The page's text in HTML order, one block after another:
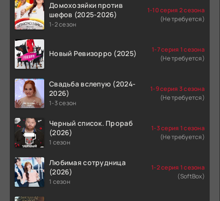
Домохозяйки против
шефов (2025-2026)
1-2 сезон
1-10 серия 2 сезона
(Не требуется)
Новый Ревизорро (2025)
1-7 серия 1 сезона
(Не требуется)
Свадьба вслепую (2024-
2026)
1-3 сезон
1-9 серия 3 сезона
(Не требуется)
Черный список. Прораб
(2026)
1 сезон
1-3 серия 1 сезона
(Не требуется)
Любимая сотрудница
(2026)
1 сезон
1-2 серия 1 сезона
(SoftBox)